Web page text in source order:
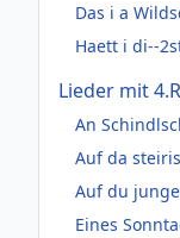
Das i a
Haett i di--
Lieder mit
An
Auf da
Auf du
Eines